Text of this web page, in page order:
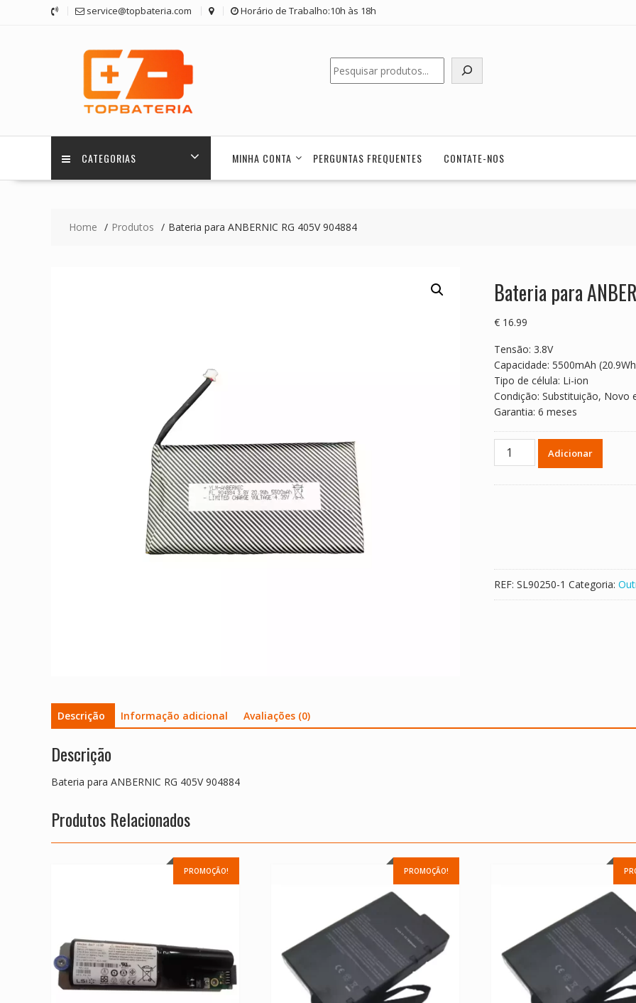
service@topbateria.com Horário de Trabalho:10h às 18h
Pesquisar
CATEGORIAS MINHA CONTA PERGUNTAS FREQUENTES CONTATE-NOS
Home Produtos Bateria para ANBERNIC RG 405V 904884
Bateria para
€ 16.99
Tensão: 3.8V
Capacidade: 5500mAh
Tipo de célula: Li-ion
Condição: Substituição, Novo
Garantia: 6 meses
Quantidade
Adicionar
REF: SL90250-1 Categoria:
Descrição Informação adicional Avaliações (0)
Descrição
Bateria para ANBERNIC RG 405V 904884
Produtos Relacionados
PROMOÇÃO! PROMOÇÃO!